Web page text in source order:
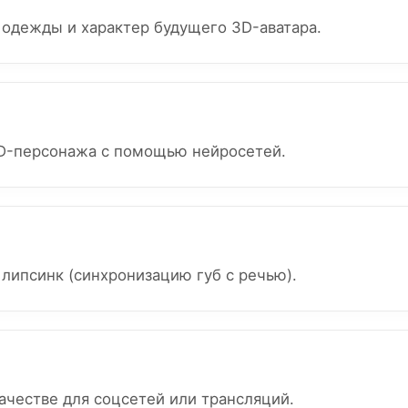
и характер будущего 3D-аватара.
персонажа с помощью нейросетей.
(синхронизацию губ с речью).
для соцсетей или трансляций.